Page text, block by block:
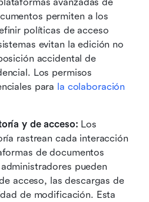
permiten a los
políticas de acceso
evitan la edición no
accidental de
Los permisos
para la colaboración
y de acceso: Los
rastrean cada interacción
de documentos
pueden
acceso, las descargas de
de modificación. Esta